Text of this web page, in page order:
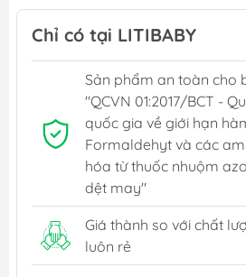
Chỉ có tại LITIBABY
Sản phẩm an toàn cho
"QCVN 01:2017/BCT -
quốc gia về giới hạn
Formaldehyt và các
hóa từ thuốc nhuộm
dệt may"
Giá thành so với chất
luôn rẻ